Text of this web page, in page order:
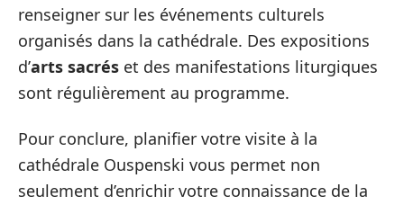
renseigner sur les événements culturels
organisés dans la cathédrale. Des expositions
d’arts sacrés et des manifestations liturgiques
sont régulièrement au programme.
Pour conclure, planifier votre visite à la
cathédrale Ouspenski vous permet non
seulement d’enrichir votre connaissance de la